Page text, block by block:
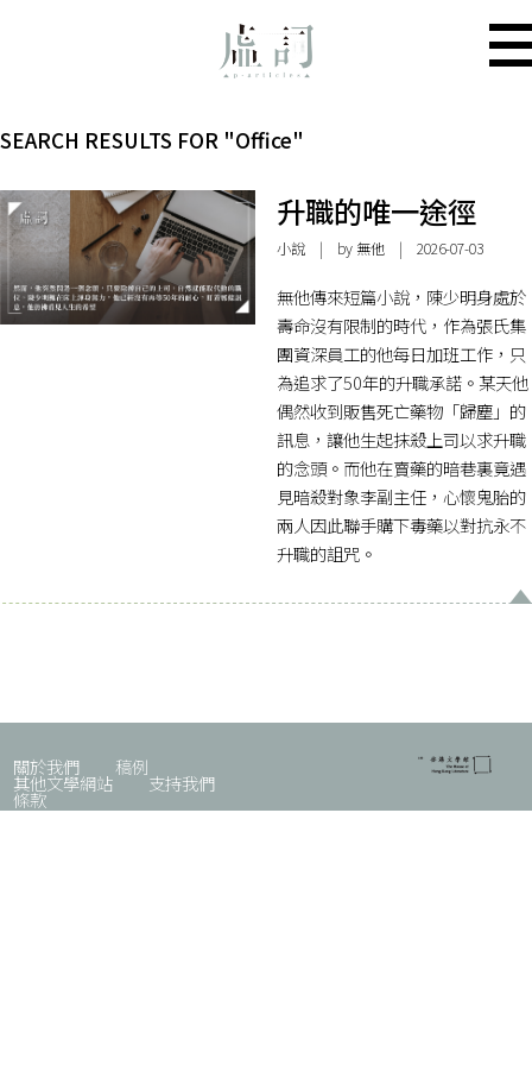
SEARCH RESULTS FOR "Office"
升職的唯一途徑
小說| by 無他 | 2026-07-03
無他傳來短篇小說，陳少明身處於
壽命沒有限制的時代，作為張氏集
團資深員工的他每日加班工作，只
為追求了50年的升職承諾。某天他
偶然收到販售死亡藥物「歸塵」的
訊息，讓他生起抹殺上司以求升職
的念頭。而他在賣藥的暗巷裏竟遇
見暗殺對象李副主任，心懷鬼胎的
兩人因此聯手購下毒藥以對抗永不
升職的詛咒。
關於我們 稿例
其他文學網站 支持我們
條款